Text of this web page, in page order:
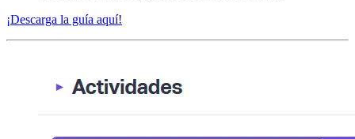
¡Descarga la guía aquí!